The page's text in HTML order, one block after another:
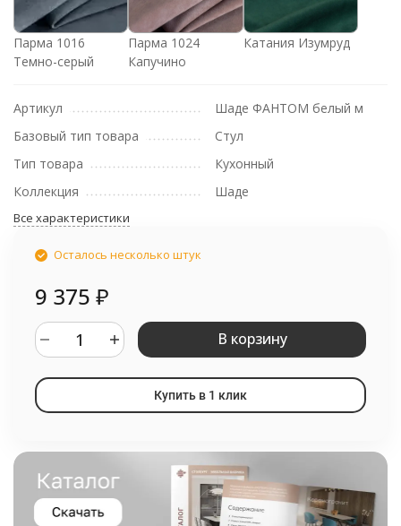
Парма 1016
Темно-серый
Парма 1024
Капучино
Катания Изумруд
Артикул
Шаде ФАНТОМ белый м
Базовый тип товара
Стул
Тип товара
Кухонный
Коллекция
Шаде
Все характеристики
Осталось несколько штук
9 375 ₽
В корзину
Купить в 1 клик